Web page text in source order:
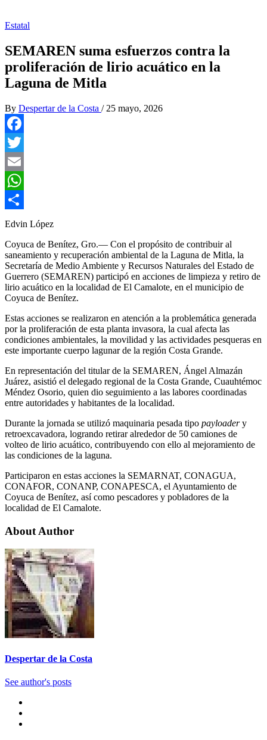
Estatal
SEMAREN suma esfuerzos contra la
proliferación de lirio acuático en la
Laguna de Mitla
By Despertar de la Costa / 25 mayo, 2026
Facebook
Twitter
Email
WhatsApp
Compartir
Edvin López
Coyuca de Benítez, Gro.— Con el propósito de contribuir al
saneamiento y recuperación ambiental de la Laguna de Mitla, la
Secretaría de Medio Ambiente y Recursos Naturales del Estado de
Guerrero (SEMAREN) participó en acciones de limpieza y retiro de
lirio acuático en la localidad de El Camalote, en el municipio de
Coyuca de Benítez.
Estas acciones se realizaron en atención a la problemática generada
por la proliferación de esta planta invasora, la cual afecta las
condiciones ambientales, la movilidad y las actividades pesqueras en
este importante cuerpo lagunar de la región Costa Grande.
En representación del titular de la SEMAREN, Ángel Almazán
Juárez, asistió el delegado regional de la Costa Grande, Cuauhtémoc
Méndez Osorio, quien dio seguimiento a las labores coordinadas
entre autoridades y habitantes de la localidad.
Durante la jornada se utilizó maquinaria pesada tipo payloadery
retroexcavadora, logrando retirar alrededor de 50 camiones de
volteo de lirio acuático, contribuyendo con ello al mejoramiento de
las condiciones de la laguna.
Participaron en estas acciones la SEMARNAT, CONAGUA,
CONAFOR, CONANP, CONAPESCA, el Ayuntamiento de
Coyuca de Benítez, así como pescadores y pobladores de la
localidad de El Camalote.
About Author
Despertar de la Costa
See author's posts